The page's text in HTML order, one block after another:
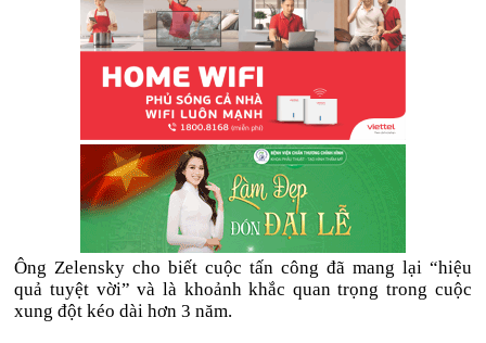
Ông Zelensky cho biết cuộc tấn công đã mang lại “hiệu
quả tuyệt vời” và là khoảnh khắc quan trọng trong cuộc
xung đột kéo dài hơn 3 năm.